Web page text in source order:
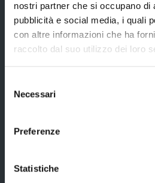
nostri partner che si occupano di
pubblicità e social media, i quali
con altre informazioni che ha
raccolto dal suo utilizzo dei loro
delNecessari
Preferenze
Statistiche
Servizi
Archivio e Biblioteca